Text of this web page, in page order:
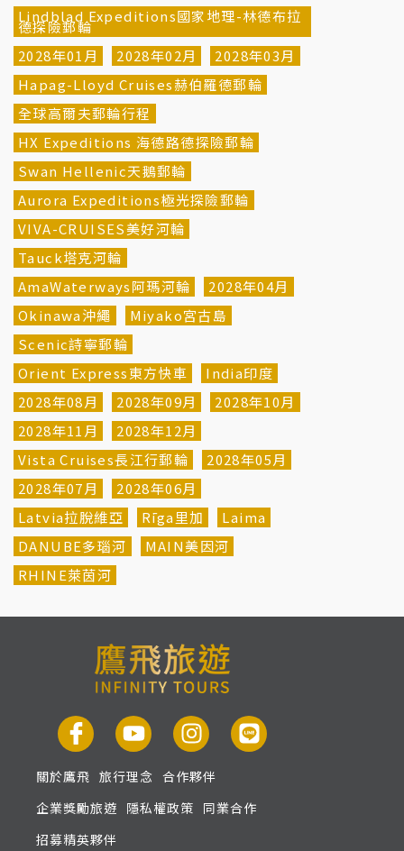
Lindblad Expeditions國家地理-林德布拉
德探險郵輪
2028年01月
2028年02月
2028年03月
Hapag-Lloyd Cruises赫伯羅德郵輪
全球高爾夫郵輪行程
HX Expeditions 海德路德探險郵輪
Swan Hellenic天鵝郵輪
Aurora Expeditions極光探險郵輪
VIVA-CRUISES美好河輪
Tauck塔克河輪
AmaWaterways阿瑪河輪
2028年04月
Okinawa沖繩
Miyako宮古島
Scenic詩寧郵輪
Orient Express東方快車
India印度
2028年08月
2028年09月
2028年10月
2028年11月
2028年12月
Vista Cruises長江行郵輪
2028年05月
2028年07月
2028年06月
Latvia拉脫維亞
Rīga里加
Laima
DANUBE多瑙河
MAIN美因河
RHINE萊茵河
關於鷹飛 旅行理念 合作夥伴
企業獎勵旅遊 隱私權政策 同業合作
招募精英夥伴